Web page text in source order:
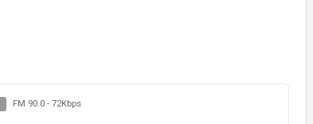
FM 90.0- 72Kbps